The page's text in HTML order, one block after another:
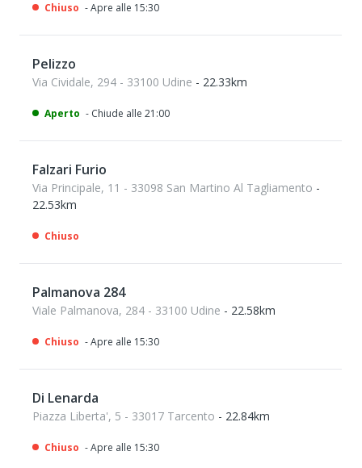
Chiuso - Apre alle 15:30
Pelizzo
Via Cividale, 294 - 33100 Udine - 22.33km
Aperto - Chiude alle 21:00
Falzari Furio
Via Principale, 11 - 33098 San Martino Al Tagliamento -
22.53km
Chiuso
Palmanova 284
Viale Palmanova, 284 - 33100 Udine - 22.58km
Chiuso - Apre alle 15:30
Di Lenarda
Piazza Liberta', 5 - 33017 Tarcento - 22.84km
Chiuso - Apre alle 15:30